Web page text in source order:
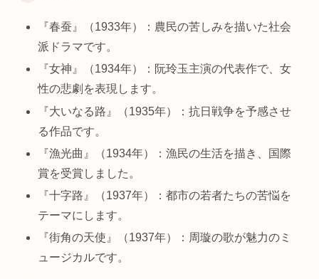
『春蚕』（1933年）：農民の苦しみを描いた社会
派ドラマです。
『女神』（1934年）：阮玲玉主演の代表作で、女
性の悲劇を表現します。
『大いなる路』（1935年）：抗日戦争を予感させ
る作品です。
『漁光曲』（1934年）：漁民の生活を描き、国際
賞を受賞しました。
『十字路』（1937年）：都市の若者たちの苦悩を
テーマにします。
『街角の天使』（1937年）：周璇の歌が魅力のミ
ュージカルです。